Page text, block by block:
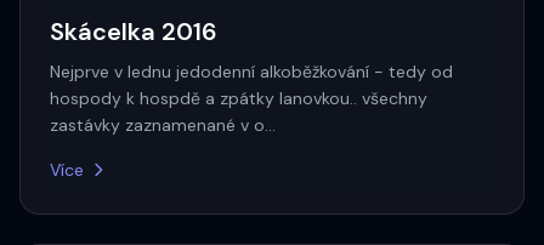
Skácelka 2016
Nejprve v lednu jedodenní alkoběžkování - tedy od
hospody k hospdě a zpátky lanovkou.. všechny
zastávky zaznamenané v o…
Více